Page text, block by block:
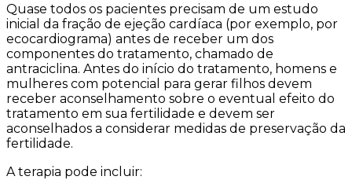
Quase todos os pacientes precisam de um estudo
inicial da fração de ejeção cardíaca (por exemplo, por
ecocardiograma) antes de receber um dos
componentes do tratamento, chamado de
antraciclina. Antes do início do tratamento, homens e
mulheres com potencial para gerar filhos devem
receber aconselhamento sobre o eventual efeito do
tratamento em sua fertilidade e devem ser
aconselhados a considerar medidas de preservação da
fertilidade.
A terapia pode incluir: